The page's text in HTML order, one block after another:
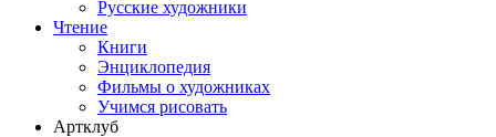
Русские художники
Чтение
Книги
Энциклопедия
Фильмы о художниках
Учимся рисовать
Артклуб